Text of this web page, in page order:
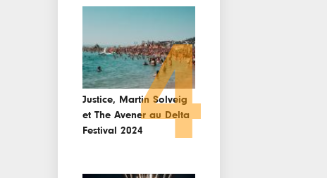
Justice, Martin Solveig
et The Avener au Delta
Festival 20244